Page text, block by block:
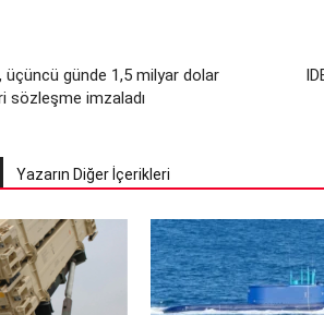
üçüncü günde 1,5 milyar dolar
sözleşme imzaladı
Yazarın Diğer İçerikleri